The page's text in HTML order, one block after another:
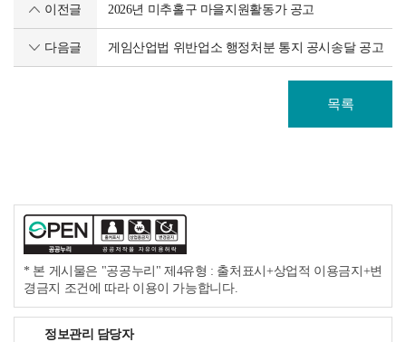
이전글 2026년 미추홀구 마을지원활동가 공고
다음글 게임산업법 위반업소 행정처분 통지 공시송달 공고
목록
* 본 게시물은 "공공누리" 제4유형 : 출처표시+상업적 이용금지+변
경금지 조건에 따라 이용이 가능합니다.
정보관리 담당자